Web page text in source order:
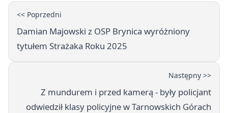
<< Poprzedni
Damian Majowski z OSP Brynica wyróżniony
tytułem Strażaka Roku 2025
Następny >>
Z mundurem i przed kamerą - były policjant
odwiedził klasy policyjne w Tarnowskich Górach